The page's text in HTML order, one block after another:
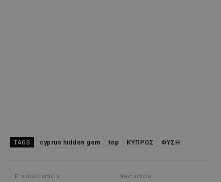
TAGS cyprus hidden gem top ΚΥΠΡΟΣ ΦΥΣΗ
Previous article Next article